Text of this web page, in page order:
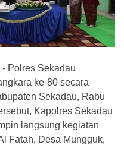
- Polres Sekadau
ke-80 secara
Sekadau, Rabu
Kapolres Sekadau
langsung kegiatan
Fatah, Desa Mungguk,